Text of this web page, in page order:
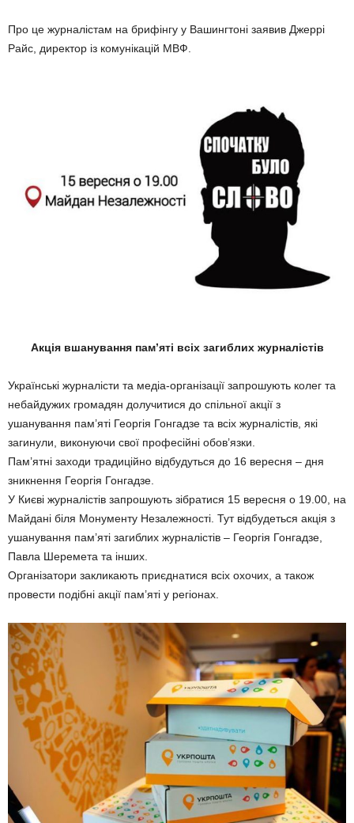
Про це журналістам на брифінгу у Вашингтоні заявив Джеррі
Райс, директор із комунікацій МВФ.
Акція вшанування пам’яті всіх загиблих журналістів
Українські журналісти та медіа-організації запрошують колег та
небайдужих громадян долучитися до спільної акції з
ушанування пам’яті Георгія Гонгадзе та всіх журналістів, які
загинули, виконуючи свої професійні обов’язки.
Пам’ятні заходи традиційно відбудуться до 16 вересня – дня
зникнення Георгія Гонгадзе.
У Києві журналістів запрошують зібратися 15 вересня о 19.00, на
Майдані біля Монументу Незалежності. Тут відбудеться акція з
ушанування пам’яті загиблих журналістів – Георгія Гонгадзе,
Павла Шеремета та інших.
Організатори закликають приєднатися всіх охочих, а також
провести подібні акції пам’яті у регіонах.